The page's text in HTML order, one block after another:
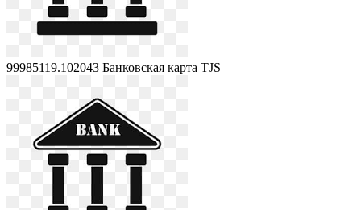
99985119.102043 Банковская карта TJS